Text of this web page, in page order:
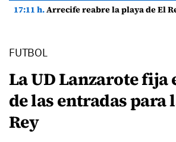
17:11 h.Arrecife reabre la playa de El Reducto con las últimas analíticas mostrando
FUTBOL
La UD Lanzarote fija
de las entradas para
Rey